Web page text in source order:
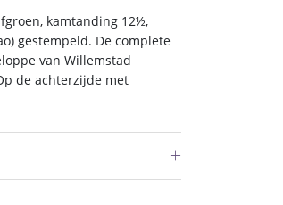
kamtanding 12½,
gestempeld. De complete
van Willemstad
de achterzijde met